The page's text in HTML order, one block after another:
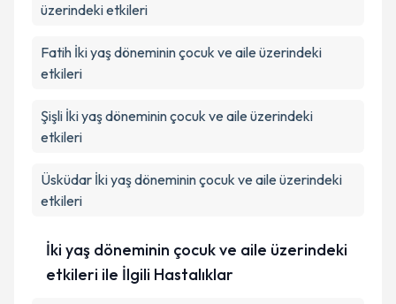
üzerindeki etkileri
Fatih İki yaş döneminin çocuk ve aile üzerindeki
etkileri
Şişli İki yaş döneminin çocuk ve aile üzerindeki
etkileri
Üsküdar İki yaş döneminin çocuk ve aile üzerindeki
etkileri
İki yaş döneminin çocuk ve aile üzerindeki
etkileri ile İlgili Hastalıklar